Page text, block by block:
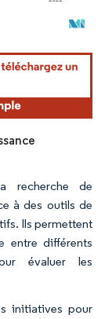
attribution sous CC BY
recherche de
à des outils de
Ils permettent
entre différents
évaluer les
initiatives pour